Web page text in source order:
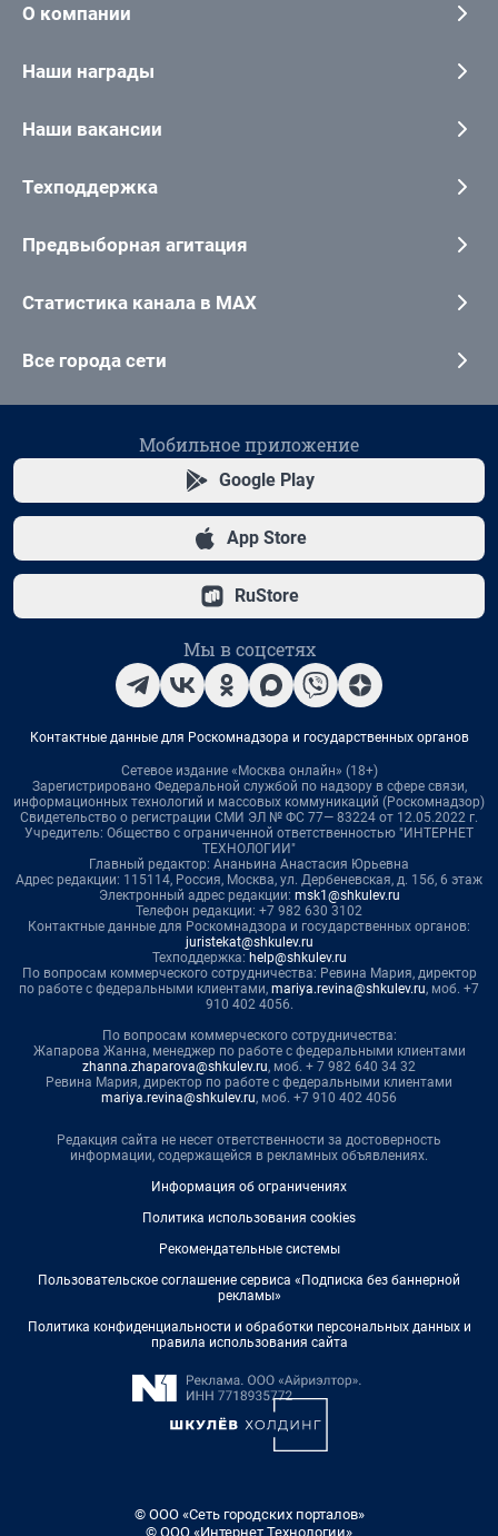
О компании
Наши награды
Наши вакансии
Техподдержка
Предвыборная агитация
Статистика канала в MAX
Все города сети
Мобильное приложение
Google Play
App Store
RuStore
Мы в соцсетях
Контактные данные для Роскомнадзора и государственных органов
Сетевое издание «Москва онлайн» (18+)
Зарегистрировано Федеральной службой по надзору в сфере связи,
информационных технологий и массовых коммуникаций (Роскомнадзор)
Свидетельство о регистрации СМИ ЭЛ № ФС 77— 83224 от 12.05.2022 г.
Учредитель: Общество с ограниченной ответственностью "ИНТЕРНЕТ
ТЕХНОЛОГИИ"
Главный редактор: Ананьина Анастасия Юрьевна
Адрес редакции: 115114, Россия, Москва, ул. Дербеневская, д. 15б, 6 этаж
Электронный адрес редакции: msk1@shkulev.ru
Телефон редакции: +7 982 630 3102
Контактные данные для Роскомнадзора и государственных органов:
juristekat@shkulev.ru
Техподдержка: help@shkulev.ru
По вопросам коммерческого сотрудничества: Ревина Мария, директор
по работе с федеральными клиентами, mariya.revina@shkulev.ru, моб. +7
910 402 4056.
По вопросам коммерческого сотрудничества:
Жапарова Жанна, менеджер по работе с федеральными клиентами
zhanna.zhaparova@shkulev.ru, моб. + 7 982 640 34 32
Ревина Мария, директор по работе с федеральными клиентами
mariya.revina@shkulev.ru, моб. +7 910 402 4056
Редакция сайта не несет ответственности за достоверность
информации, содержащейся в рекламных объявлениях.
Информация об ограничениях
Политика использования cookies
Рекомендательные системы
Пользовательское соглашение сервиса «Подписка без баннерной
рекламы»
Политика конфиденциальности и обработки персональных данных и
правила использования сайта
© ООО «Сеть городских порталов»
© ООО «Интернет Технологии»